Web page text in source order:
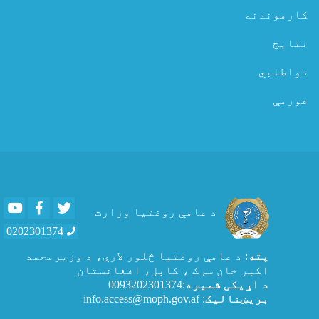
کارموندنه
نتایج
دواطلبي
فورمې
د عامې روغتیا وزارت
YoutubeFacebook
0202301374
پته : د عامې روغتيا څلور لارې، د وزیرمحمد
اکبر خان سرک ، کابل، افغانستان
د اړیکی شمیره :0093202301374
بریښنالیک: info.access@moph.gov.af